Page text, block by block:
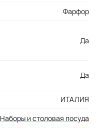
Фарфор
Да
Да
ИТАЛИЯ
Наборы и столовая посуда